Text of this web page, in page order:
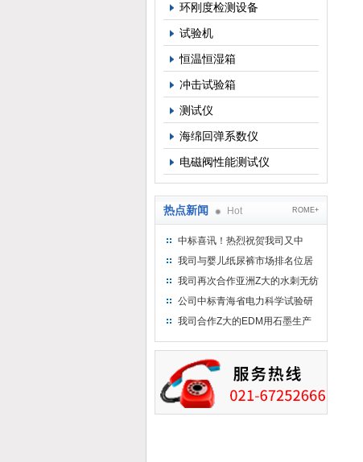
环刚度检测设备
试验机
恒温恒湿箱
冲击试验箱
测试仪
海绵回弹系数仪
电磁阀性能测试仪
热点新闻 Hot ROME+
中标喜讯！热烈祝贺我司又中
标！
我司与婴儿纸尿裤市场排名位居
名的全日美实业合作成功！
我司再次合作亚洲Z大的水刺无纺
布供应商-南六企业！
公司中标青海省电力科学试验研
究院！
我司合作Z大的EDM用石墨生产